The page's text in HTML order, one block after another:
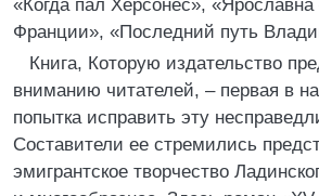
«Когда пал Херсонес», «Ярославна
Франции», «Последний путь
Книга, Которую издательство
вниманию читателей, – первая в
попытка исправить эту
Составители ее стремились
эмигрантское творчество